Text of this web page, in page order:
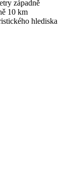
západně
10 km
hlediska